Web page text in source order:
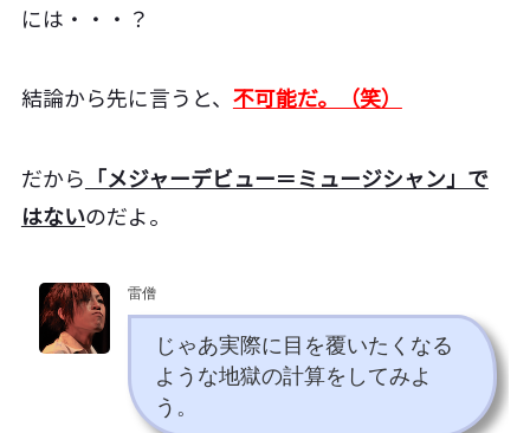
には・・・？
結論から先に言うと、 不可能だ。（笑）
だから 「メジャーデビュー＝ミュージシャン」で
はないのだよ。
雷僧
じゃあ実際に目を覆いたくなる
ような地獄の計算をしてみよ
う。